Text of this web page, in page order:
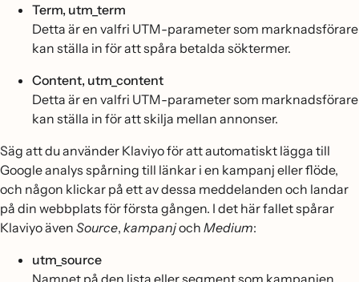
Term, utm_term
Detta är en valfri UTM-parameter som marknadsförare
kan ställa in för att spåra betalda söktermer.
Content, utm_content
Detta är en valfri UTM-parameter som marknadsförare
kan ställa in för att skilja mellan annonser.
Säg att du använder Klaviyo för att automatiskt lägga till
Google analys spårning till länkar i en kampanj eller flöde,
och någon klickar på ett av dessa meddelanden och landar
på din webbplats för första gången. I det här fallet spårar
Klaviyo även Source, kampanjoch Medium:
utm_source
Namnet på den lista eller segment som kampanjen